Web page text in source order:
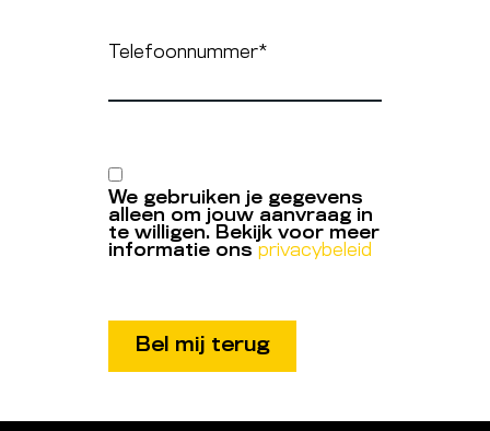
Telefoonnummer*
We gebruiken je gegevens
alleen om jouw aanvraag in
te willigen. Bekijk voor meer
informatie ons privacybeleid